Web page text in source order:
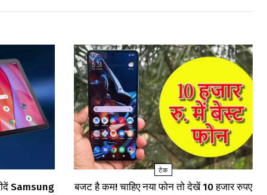
Samsung
टेक
बजट है कम! चाहिए नया फोन तो देखें 10 हजार रुपए